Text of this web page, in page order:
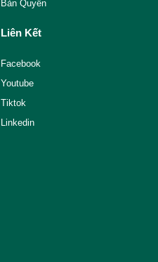
Bản Quyền
Liên Kết
Facebook
Youtube
Tiktok
Linkedin